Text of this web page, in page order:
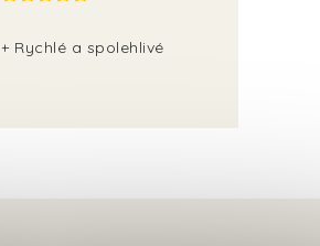
+ Rychlé a spolehlivé